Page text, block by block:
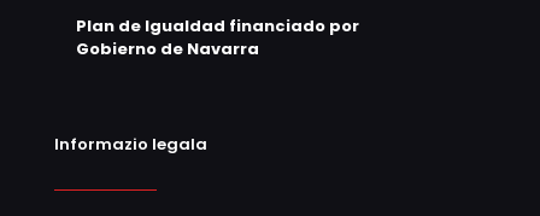
Plan de Igualdad financiado por
Gobierno de Navarra
Informazio legala